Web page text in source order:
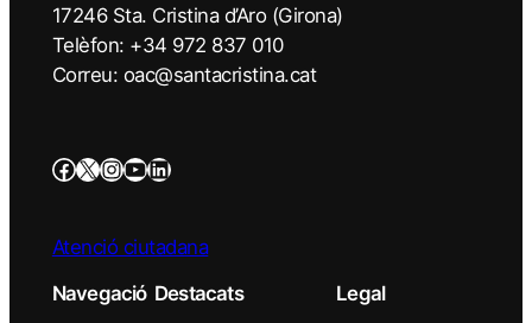
17246 Sta. Cristina d’Aro (Girona)
Telèfon: +34 972 837 010
Correu: oac@santacristina.cat
Atenció ciutadana
Navegació Destacats Legal